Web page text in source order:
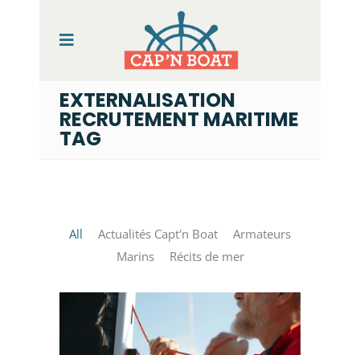
EXTERNALISATION
RECRUTEMENT MARITIME
TAG
All Actualités Capt'n Boat
Armateurs
Marins
Récits de mer